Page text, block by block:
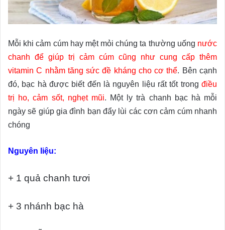
Mỗi khi cảm cúm hay mệt mỏi chúng ta thường uống nước
chanh để giúp trị cảm cúm cũng như cung cấp thêm
vitamin C nhằm tăng sức đề kháng cho cơ thể. Bên cạnh
đó, bạc hà được biết đến là nguyên liệu rất tốt trong điều
trị ho, cảm sốt, nghẹt mũi. Một ly trà chanh bạc hà mỗi
ngày sẽ giúp gia đình bạn đẩy lùi các cơn cảm cúm nhanh
chóng
Nguyên liệu:
+ 1 quả chanh tươi
+ 3 nhánh bạc hà